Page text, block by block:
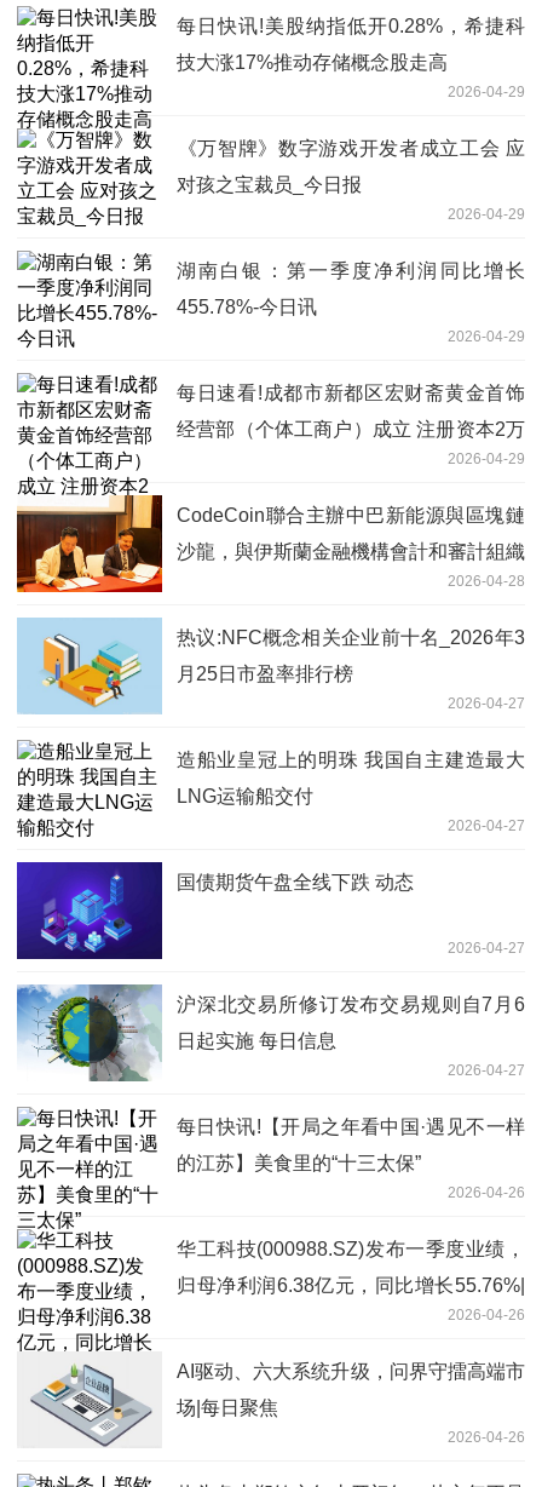
每日快讯!美股纳指低开0.28%，希捷科
技大涨17%推动存储概念股走高
2026-04-29
‌《万智牌》数字游戏开发者成立工会 应
对孩之宝裁员_今日报
2026-04-29
湖南白银：第一季度净利润同比增长
455.78%-今日讯
2026-04-29
每日速看!成都市新都区宏财斋黄金首饰
经营部（个体工商户）成立 注册资本2万
2026-04-29
CodeCoin聯合主辦中巴新能源與區塊鏈
沙龍，與伊斯蘭金融機構會計和審計組織
2026-04-28
热议:NFC概念相关企业前十名_2026年3
月25日市盈率排行榜
2026-04-27
造船业皇冠上的明珠 我国自主建造最大
LNG运输船交付
2026-04-27
国债期货午盘全线下跌 动态
2026-04-27
沪深北交易所修订发布交易规则自7月6
日起实施 每日信息
2026-04-27
每日快讯!【开局之年看中国·遇见不一样
的江苏】美食里的“十三太保”
2026-04-26
华工科技(000988.SZ)发布一季度业绩，
归母净利润6.38亿元，同比增长55.76%|
2026-04-26
AI驱动、六大系统升级，问界守擂高端市
场|每日聚焦
2026-04-26